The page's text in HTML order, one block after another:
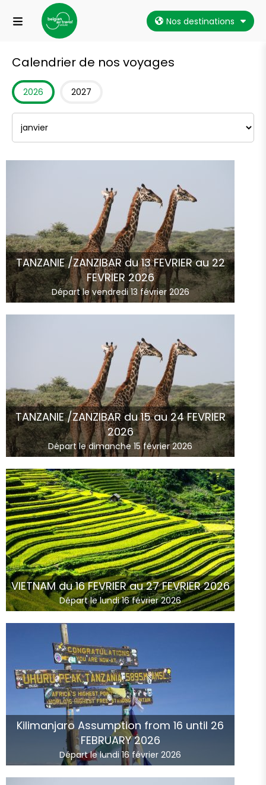
Nos destinations
Calendrier de nos voyages
2026 2027
TANZANIE /ZANZIBAR du 13 FEVRIER au 22
FEVRIER 2026
Départ le vendredi 13 février 2026
TANZANIE /ZANZIBAR du 15 au 24 FEVRIER
2026
Départ le dimanche 15 février 2026
VIETNAM du 16 FEVRIER au 27 FEVRIER 2026
Départ le lundi 16 février 2026
Kilimanjaro Assumption from 16 until 26
FEBRUARY 2026
Départ le lundi 16 février 2026